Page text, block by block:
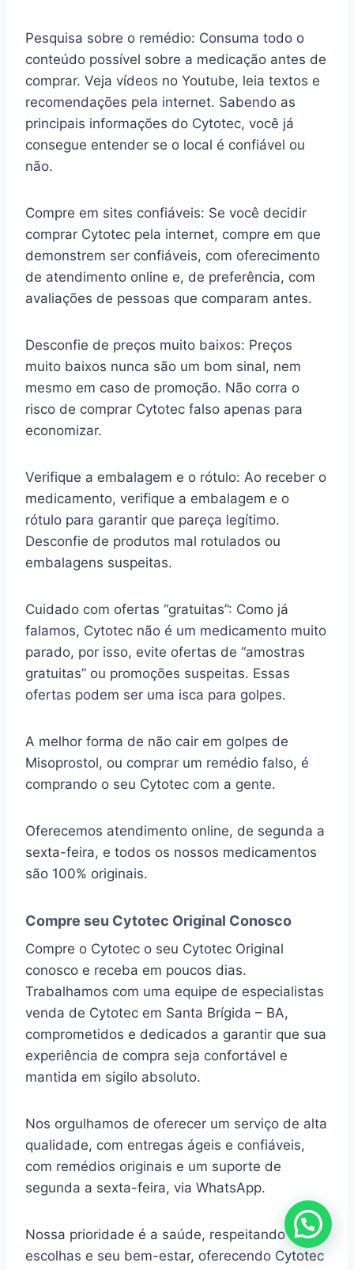
Pesquisa sobre o remédio: Consuma todo o
conteúdo possível sobre a medicação antes de
comprar. Veja vídeos no Youtube, leia textos e
recomendações pela internet. Sabendo as
principais informações do Cytotec, você já
consegue entender se o local é confiável ou
não.
Compre em sites confiáveis: Se você decidir
comprar Cytotec pela internet, compre em que
demonstrem ser confiáveis, com oferecimento
de atendimento online e, de preferência, com
avaliações de pessoas que comparam antes.
Desconfie de preços muito baixos: Preços
muito baixos nunca são um bom sinal, nem
mesmo em caso de promoção. Não corra o
risco de comprar Cytotec falso apenas para
economizar.
Verifique a embalagem e o rótulo: Ao receber o
medicamento, verifique a embalagem e o
rótulo para garantir que pareça legítimo.
Desconfie de produtos mal rotulados ou
embalagens suspeitas.
Cuidado com ofertas “gratuitas”: Como já
falamos, Cytotec não é um medicamento muito
parado, por isso, evite ofertas de “amostras
gratuitas” ou promoções suspeitas. Essas
ofertas podem ser uma isca para golpes.
A melhor forma de não cair em golpes de
Misoprostol, ou comprar um remédio falso, é
comprando o seu Cytotec com a gente.
Oferecemos atendimento online, de segunda a
sexta-feira, e todos os nossos medicamentos
são 100% originais.
Compre seu Cytotec Original Conosco
Compre o Cytotec o seu Cytotec Original
conosco e receba em poucos dias.
Trabalhamos com uma equipe de especialistas
venda de Cytotec em Santa Brígida – BA,
comprometidos e dedicados a garantir que sua
experiência de compra seja confortável e
mantida em sigilo absoluto.
Nos orgulhamos de oferecer um serviço de alta
qualidade, com entregas ágeis e confiáveis,
com remédios originais e um suporte de
segunda a sexta-feira, via WhatsApp.
Nossa prioridade é a saúde, respeitando suas
escolhas e seu bem-estar, oferecendo Cytotec